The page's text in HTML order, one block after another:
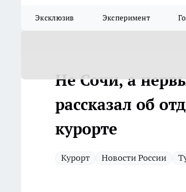
Эксклюзив Эксперимент
Не Сочи, а
рассказал об
курорте
Курорт Новости России